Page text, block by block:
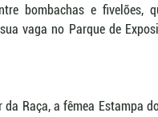
bombachas e
vaga no Parque de
Raça, a fêmea Estampa